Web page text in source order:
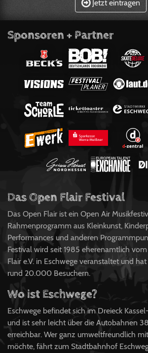
Jetzt eintragen
Sponsoren + Partner
Das Open Flair Festival
Das Open Flair ist ein Open Air
Rahmenprogramm aus Kleinkunst,
Performances und anderen
Festival wird seit 1985 eherenamtlich
Flair e.V. in Eschwege veranstaltet und
rund 20.000 Besuchern.
Wo ist Eschwege?
Eschwege befindet sich im Dreieck
und ist sehr leicht über die Autobahnen
erreichbar. Wer ganz umweltfreundlich
möchte, fährt zum Stadtbahnhof